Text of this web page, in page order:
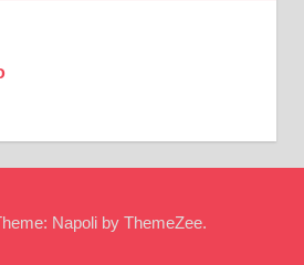
Napoli by ThemeZee.